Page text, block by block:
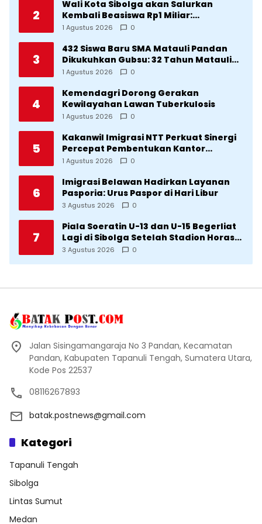
2
Wali Kota Sibolga akan Salurkan
Kembali Beasiswa Rp1 Miliar:
Diproritaskan Mahasiswa Korban
1 Agustus 2026 0
3
432 Siswa Baru SMA Matauli Pandan
Dikukuhkan Gubsu: 32 Tahun Matauli
Cetak SDM Unggul
1 Agustus 2026 0
4
Kemendagri Dorong Gerakan
Kewilayahan Lawan Tuberkulosis
1 Agustus 2026 0
5
Kakanwil Imigrasi NTT Perkuat Sinergi
Percepat Pembentukan Kantor
Imigrasi Sumba Timur
1 Agustus 2026 0
6
Imigrasi Belawan Hadirkan Layanan
Pasporia: Urus Paspor di Hari Libur
3 Agustus 2026 0
7
Piala Soeratin U-13 dan U-15 Begerliat
Lagi di Sibolga Setelah Stadion Horas
Direvitalisasi Wali Kota
3 Agustus 2026 0
Jalan Sisingamangaraja No 3 Pandan, Kecamatan
Pandan, Kabupaten Tapanuli Tengah, Sumatera Utara,
Kode Pos 22537
08116267893
batak.postnews@gmail.com
Kategori
Tapanuli Tengah
Sibolga
Lintas Sumut
Medan